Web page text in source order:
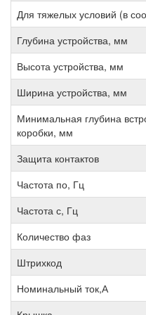
Для тяжелых условий (в
Глубина устройства, мм
Высота устройства, мм
Ширина устройства, мм
Минимальная глубина
коробки, мм
Защита контактов
Частота по, Гц
Частота с, Гц
Количество фаз
Штрихкод
Номинальный ток,А